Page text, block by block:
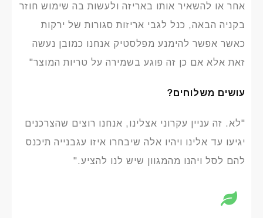
אחר או להשאיר אותו באריזה ולעשות בה שימוש חוזר
בקניה הבאה, כנל לגבי אריזות סגורות של ירקות
כאשר אפשר להימנע מפלסטיק אנחנו כמובן נעשה
זאת אלא אם כן זה פוגע בשמירה על טריות המוצר"
עושים משלוחים?
"לא. זה עניין עקרוני אצלינו, אנחנו רוצים שהצרכנים
יגיעו עד אלינו ויהיו אלה שיבחרו איזו עגבנייה תיכנס
להם לסל ויהנו מהמגוון שיש לנו להציע."